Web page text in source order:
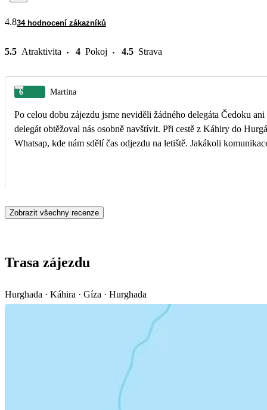
4.834 hodnocení zákazníků
5.5 Atraktivita 4 Pokoj 4.5 Strava
6 Martina
Po celou dobu zájezdu jsme neviděli žádného delegáta Čedoku
delegát obtěžoval nás osobně navštívit. Při cestě z Káhiry do
Whatsap, kde nám sdělí čas odjezdu na letiště. Jakákoli
Zobrazit všechny recenze
Trasa zájezdu
Hurghada · Káhira · Gíza · Hurghada